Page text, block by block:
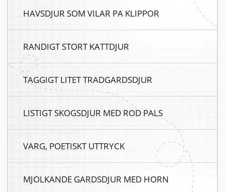
HAVSDJUR SOM VILAR PA KLIPPOR
RANDIGT STORT KATTDJUR
TAGGIGT LITET TRADGARDSDJUR
LISTIGT SKOGSDJUR MED ROD PALS
VARG, POETISKT UTTRYCK
MJOLKANDE GARDSDJUR MED HORN